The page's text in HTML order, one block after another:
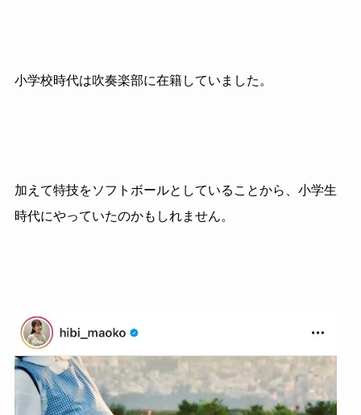
小学校時代は吹奏楽部に在籍していました。
加えて特技をソフトボールとしていることから、小学生
時代にやっていたのかもしれません。